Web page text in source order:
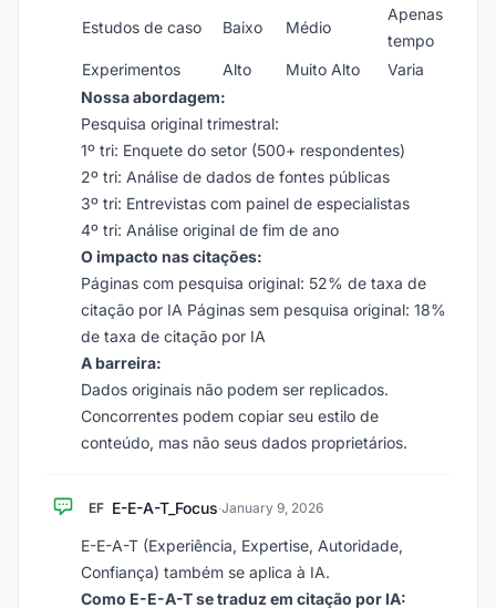
Estudos de caso Baixo Médio
Apenas
tempo
Experimentos
Alto Muito Alto
Varia
Nossa abordagem:
Pesquisa original trimestral:
1º tri: Enquete do setor (500+ respondentes)
2º tri: Análise de dados de fontes públicas
3º tri: Entrevistas com painel de especialistas
4º tri: Análise original de fim de ano
O impacto nas citações:
Páginas com pesquisa original: 52% de taxa de
citação por IA Páginas sem pesquisa original: 18%
de taxa de citação por IA
A barreira:
Dados originais não podem ser replicados.
Concorrentes podem copiar seu estilo de
conteúdo, mas não seus dados proprietários.
EF E-E-A-T_Focus·January 9, 2026
E-E-A-T (Experiência, Expertise, Autoridade,
Confiança) também se aplica à IA.
Como E-E-A-T se traduz em citação por IA: